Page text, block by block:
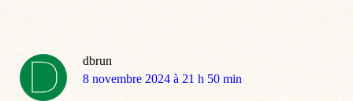
dbrun
dit
8 novembre 2024 à 21 h 50 min